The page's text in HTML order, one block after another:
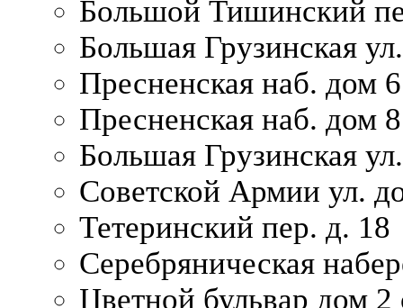
Большой Тишинский
Большая Грузинская
Пресненская наб. дом
Пресненская наб. дом 8
Большая Грузинская
Советской Армии ул.
Тетеринский пер. д. 18
Серебряническая
Цветной бульвар дом 2